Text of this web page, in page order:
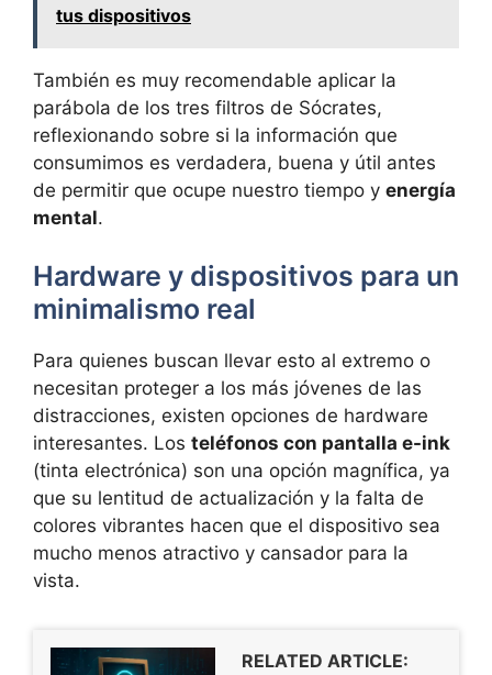
tus dispositivos
También es muy recomendable aplicar la
parábola de los tres filtros de Sócrates,
reflexionando sobre si la información que
consumimos es verdadera, buena y útil antes
de permitir que ocupe nuestro tiempo y energía
mental.
Hardware y dispositivos para un
minimalismo real
Para quienes buscan llevar esto al extremo o
necesitan proteger a los más jóvenes de las
distracciones, existen opciones de hardware
interesantes. Los teléfonos con pantalla e-ink
(tinta electrónica) son una opción magnífica, ya
que su lentitud de actualización y la falta de
colores vibrantes hacen que el dispositivo sea
mucho menos atractivo y cansador para la
vista.
RELATED ARTICLE: